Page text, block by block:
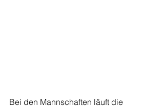
Bei den Mannschaften läuft die